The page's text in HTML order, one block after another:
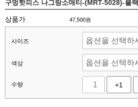
구멍핫피스 나그랑소매티-(MRT-5028)-블랙
상품가 47,500원
사이즈
색상
수량 +1